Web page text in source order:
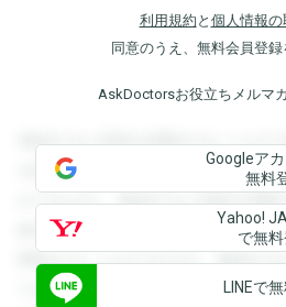
利用規約 と 個人情報
同意のうえ、無料会員登
AskDoctorsお役立ちメルマ
登録すると回答を閲覧することが
を閲覧することができます。登録
ができます。登録すると回答を閲
録すると回答を閲覧することがで
閲覧することができます。登録す
できます。登録すると回答を閲覧
Googleア
無料
Yahoo!
で無
LINEで